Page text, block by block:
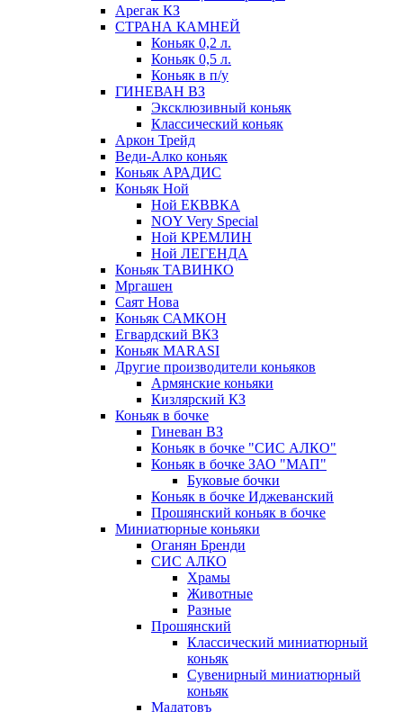
Арегак КЗ
СТРАНА КАМНЕЙ
Коньяк 0,2 л.
Коньяк 0,5 л.
Коньяк в п/у
ГИНЕВАН ВЗ
Эксклюзивный коньяк
Классический коньяк
Аркон Трейд
Веди-Алко коньяк
Коньяк АРАДИС
Коньяк Ной
Ной ЕКВВКА
NOY Very Special
Ной КРЕМЛИН
Ной ЛЕГЕНДА
Коньяк ТАВИНКО
Мргашен
Саят Нова
Коньяк САМКОН
Егвардский ВКЗ
Коньяк MARASI
Другие производители коньяков
Армянские коньяки
Кизлярский КЗ
Коньяк в бочке
Гиневан ВЗ
Коньяк в бочке "СИС АЛКО"
Коньяк в бочке ЗАО "МАП"
Буковые бочки
Коньяк в бочке Иджеванский
Прошянский коньяк в бочке
Миниатюрные коньяки
Оганян Бренди
СИС АЛКО
Храмы
Животные
Разные
Прошянский
Классический миниатюрный
коньяк
Сувенирный миниатюрный
коньяк
Мадатовъ